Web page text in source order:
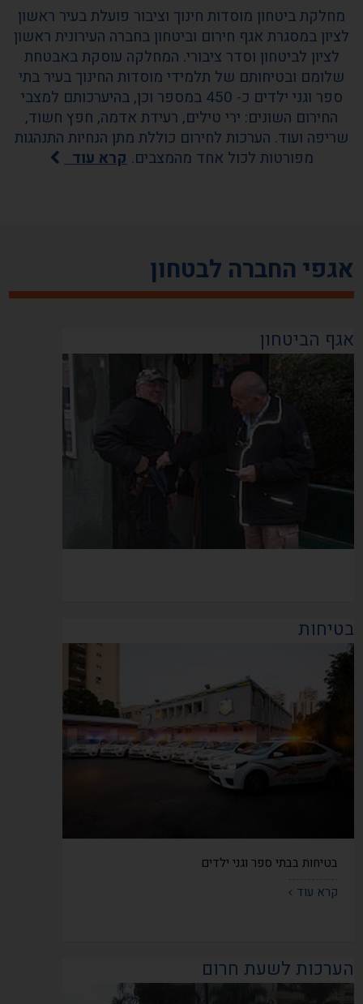
מחלקת ביטחון מוסדות חינוך וציבור פועלת בעיר ראשון
לציון במסגרת אגף חירום וביטחון בחברה העירונית ראשון
לציון לביטחון וסדר ציבורי. המחלקה עוסקת באבטחת
שלומם ובטיחותם של תלמידי מוסדות החינוך בעיר בתי
ספר וגני ילדים כ- 450 במספר וכן, בהיערכותם למצבי
החירום השונים: ירי טילים, רעידת אדמה, חפץ חשוד,
שריפה ועוד. הערכות לחירום כוללת מתן הנחיות התנהגות
מפורטות לכול אחד מהמצבים. קרא עוד
אגפי החברה לבטחון
אגף הביטחון
בטיחות
בטיחות בבתי ספר וגני ילדים
קרא עוד
הערכות לשעת חרום